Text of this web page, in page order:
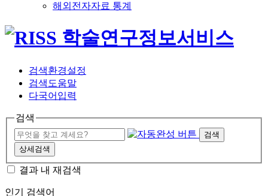
해외전자자료 통계
검색환경설정
검색도움말
다국어입력
검색
검색
상세검색
결과 내 재검색
인기 검색어